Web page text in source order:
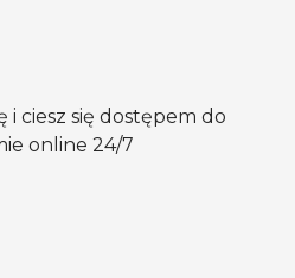
i ciesz się dostępem do
online 24/7